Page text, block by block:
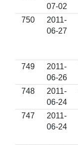
07-02
750
2011-
06-27
749
2011-
06-26
748
2011-
06-24
747
2011-
06-24